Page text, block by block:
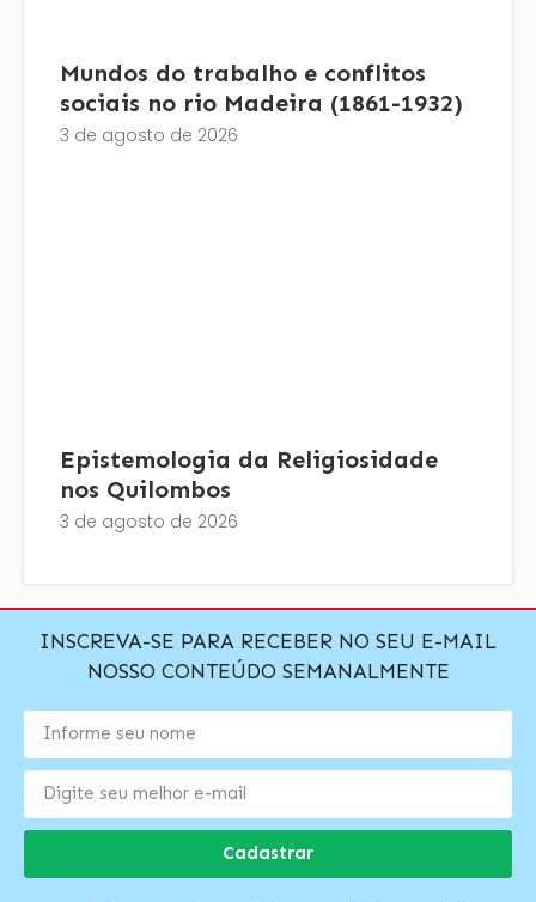
Mundos do trabalho e conflitos
sociais no rio Madeira (1861-1932)
3 de agosto de 2026
Epistemologia da Religiosidade
nos Quilombos
3 de agosto de 2026
INSCREVA-SE PARA RECEBER NO SEU E-MAIL
NOSSO CONTEÚDO SEMANALMENTE
Cadastrar